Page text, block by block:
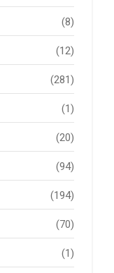
(8)
(12)
(281)
(1)
(20)
(94)
(194)
(70)
(1)